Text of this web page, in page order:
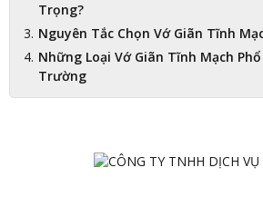
Trọng?
Nguyên Tắc Chọn Vớ Giãn Tĩnh
Những Loại Vớ Giãn Tĩnh Mạch
Trường